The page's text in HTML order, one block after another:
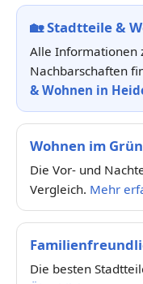
🏡Stadtteile &
Alle Informationen
Nachbarschaften
& Wohnen in
Wohnen im
Die Vor- und
Vergleich. Mehr
Die besten